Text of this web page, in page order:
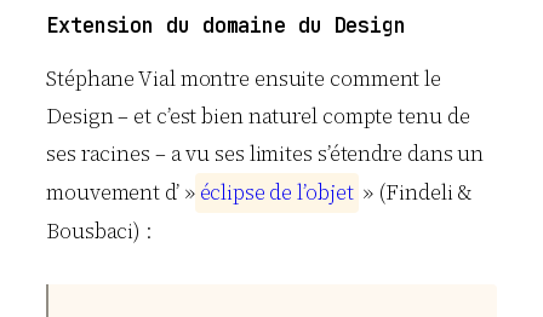
Extension du domaine du Design
Stéphane Vial montre ensuite comment le
Design – et c’est bien naturel compte tenu de
ses racines – a vu ses limites s’étendre dans un
mouvement d’ » éclipse de l’objet » (Findeli &
Bousbaci) :